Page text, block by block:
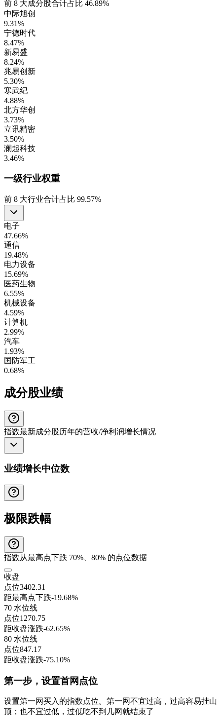
前 8 大成分股合计占比 46.89%
中际旭创
9.31%
宁德时代
8.47%
新易盛
8.24%
兆易创新
5.30%
寒武纪
4.88%
北方华创
3.73%
立讯精密
3.50%
澜起科技
3.46%
一级行业权重
前 8 大行业合计占比 99.57%
电子
47.66%
通信
19.48%
电力设备
15.69%
医药生物
6.55%
机械设备
4.59%
计算机
2.99%
汽车
1.93%
国防军工
0.68%
成分股业绩
指数最新成分股历年的营收/净利润增长情况
业绩增长中位数
极限跌幅
指数从最高点下跌 70%、80% 的点位数据
收盘
点位3402.31
距最高点下跌-19.68%
70 水位线
点位1270.75
距收盘涨跌-62.65%
80 水位线
点位847.17
距收盘涨跌-75.10%
第一步，设置首网点位
设置第一网买入的指数点位。第一网不宜过高，过高容易挂山
顶；也不宜过低，过低吃不到几网就结束了